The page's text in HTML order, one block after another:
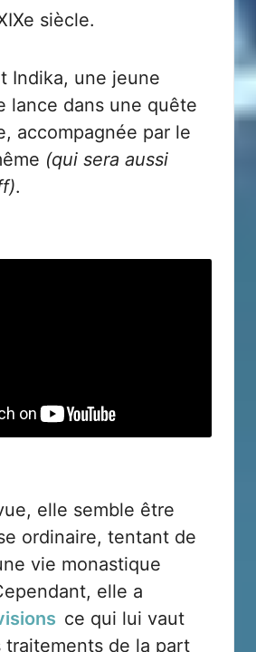
siècle.
Indika, une jeune
lance dans une quête
accompagnée par le
(qui sera aussi
.
elle semble être
ordinaire, tentant de
vie monastique
elle a
ce qui lui vaut
traitements de la part